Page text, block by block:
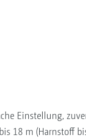
Einstellung,
18 m (Harnstoff